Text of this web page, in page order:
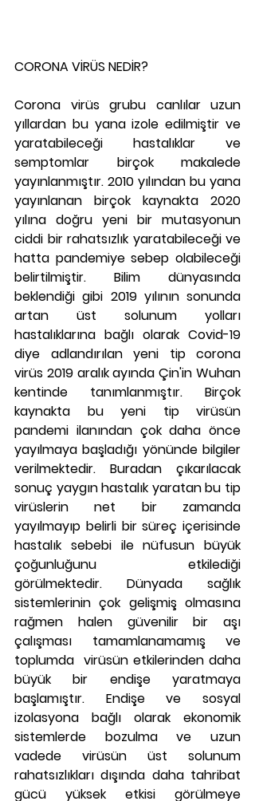
CORONA VİRÜS NEDİR?
Corona virüs grubu canlılar uzun
yıllardan bu yana izole edilmiştir ve
yaratabileceği hastalıklar ve
semptomlar birçok makalede
yayınlanmıştır. 2010 yılından bu yana
yayınlanan birçok kaynakta 2020
yılına doğru yeni bir mutasyonun
ciddi bir rahatsızlık yaratabileceği ve
hatta pandemiye sebep olabileceği
belirtilmiştir. Bilim dünyasında
beklendiği gibi 2019 yılının sonunda
artan üst solunum yolları
hastalıklarına bağlı olarak Covid-19
diye adlandırılan yeni tip corona
virüs 2019 aralık ayında Çin'in Wuhan
kentinde tanımlanmıştır. Birçok
kaynakta bu yeni tip virüsün
pandemi ilanından çok daha önce
yayılmaya başladığı yönünde bilgiler
verilmektedir. Buradan çıkarılacak
sonuç yaygın hastalık yaratan bu tip
virüslerin net bir zamanda
yayılmayıp belirli bir süreç içerisinde
hastalık sebebi ile nüfusun büyük
çoğunluğunu etkilediği
görülmektedir. Dünyada sağlık
sistemlerinin çok gelişmiş olmasına
rağmen halen güvenilir bir aşı
çalışması tamamlanamamış ve
toplumda  virüsün etkilerinden daha
büyük bir endişe yaratmaya
başlamıştır. Endişe ve sosyal
izolasyona bağlı olarak ekonomik
sistemlerde bozulma ve uzun
vadede virüsün üst solunum
rahatsızlıkları dışında daha tahribat
gücü yüksek etkisi görülmeye